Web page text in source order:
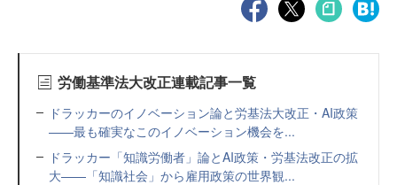
労働基準法大改正連載記事一覧
ドラッカーのイノベーション論と労基法大改正・AI政策
——最も確実なこのイノベーション機会を...
ドラッカー「知識労働者」論とAI政策・労基法改正の拡
大——「知識社会」から雇用政策の世界観...